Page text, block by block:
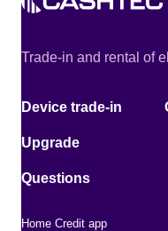
Trade-in and rental of
Device trade-in
Upgrade
Questions
Home Credit app